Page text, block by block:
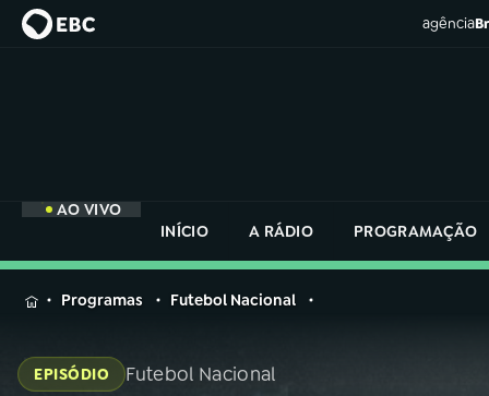
agência
AO VIVO
INÍCIO
A RÁDIO PROGRAMAÇÃO
MENU
na
Rádio
Programas Futebol Nacional
EPISÓDIO Futebol Nacional